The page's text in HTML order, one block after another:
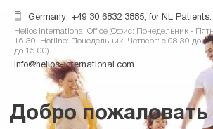
Germany: +49 30 6832 3885, for NL
Helios International Office (Офис: Понедельник -
16.30; Hotline: Понедельник -Четверг: с 08.30 до
до 15.00)
info@helios-international.com
Добро пожаловать